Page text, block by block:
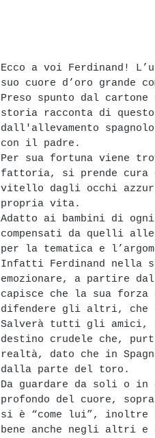
Ecco a voi Ferdinand!
suo cuore d’oro grande
Preso spunto dal
storia racconta di
dall'allevamento
con il padre.
Per sua fortuna viene
fattoria, si prende cura
vitello dagli occhi
propria vita.
Adatto ai bambini di
compensati da quelli
per la tematica e
Infatti Ferdinand nella
emozionare, a partire
capisce che la sua
difendere gli altri, che
Salverà tutti gli amici,
destino crudele che,
realtà, dato che in
dalla parte del toro.
Da guardare da soli o in
profondo del cuore,
si è “come lui”,
bene anche negli altri e